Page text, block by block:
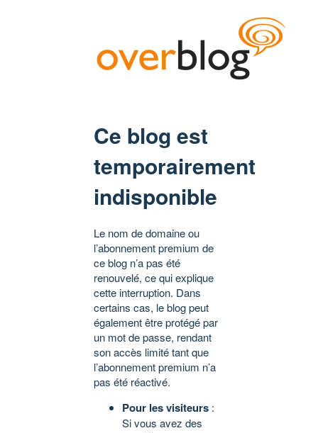
Ce blog est
temporairement
indisponible
Le nom de domaine ou
l’abonnement premium de
ce blog n’a pas été
renouvelé, ce qui explique
cette interruption. Dans
certains cas, le blog peut
également être protégé par
un mot de passe, rendant
son accès limité tant que
l’abonnement premium n’a
pas été réactivé.
Pour les visiteurs :
Si vous avez des